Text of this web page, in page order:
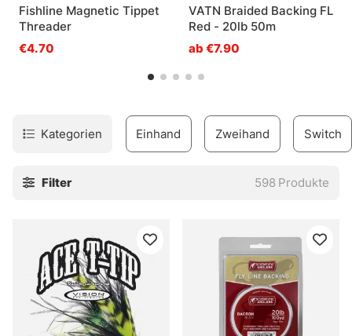
Fishline Magnetic Tippet
Threader
€4.70
VATN Braided Backing FL
Red - 20lb 50m
ab €7.90
Kategorien Einhand Zweihand Switch
Filter 598 Produkte